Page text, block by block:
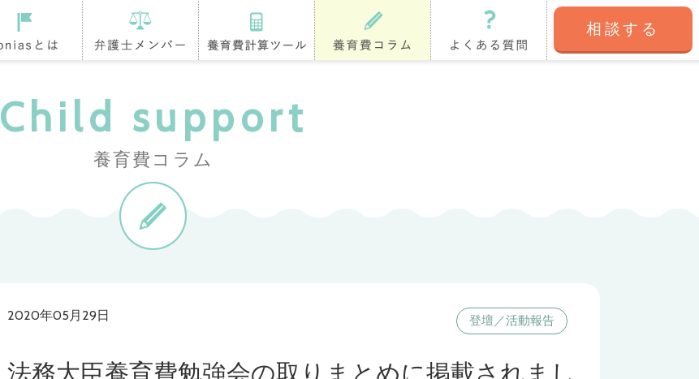
相談する
Child support
養育費コラム
2020年05月29日
法務大臣養育費勉強会の取りまとめに掲載されまし
登壇／活動報告